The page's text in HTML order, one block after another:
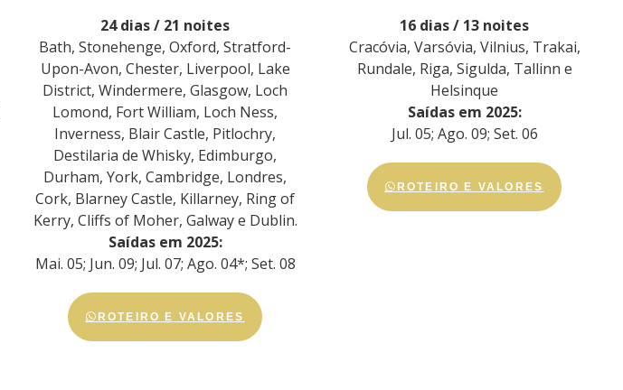
24 dias / 21 noites
Bath, Stonehenge, Oxford, Stratford-
Upon-Avon, Chester, Liverpool, Lake
District, Windermere, Glasgow, Loch
Lomond, Fort William, Loch Ness,
Inverness, Blair Castle, Pitlochry,
Destilaria de Whisky, Edimburgo,
Durham, York, Cambridge, Londres,
Cork, Blarney Castle, Killarney, Ring of
Kerry, Cliffs of Moher, Galway e Dublin.
Saídas em 2025:
Mai. 05; Jun. 09; Jul. 07; Ago. 04*; Set. 08
ROTEIRO E VALORES
16 dias / 13 noites
Cracóvia, Varsóvia, Vilnius, Trakai,
Rundale, Riga, Sigulda, Tallinn e
Helsinque
Saídas em 2025:
Jul. 05; Ago. 09; Set. 06
ROTEIRO E VALORES